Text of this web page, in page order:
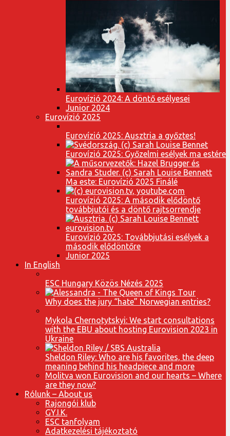
Eurovízió 2024: A döntő esélyesei
Junior 2024
Eurovízió 2025
Eurovízió 2025: Ausztria a győztes!
Eurovízió 2025: Győzelmi esélyek ma estére
Ma este: Eurovízió 2025 Finálé
Eurovízió 2025: A második elődöntő
továbbjutói és a döntő rajtsorrendje
Eurovízió 2025: Továbbjutási esélyek a
második elődöntőre
Junior 2025
In English
ESC Hungary Közös Nézés 2025
Why does the jury “hate” Norwegian entries?
Mykola Chernotytskyi: We start consultations
with the EBU about hosting Eurovision 2023 in
Ukraine
Sheldon Riley: Who are his favorites, the deep
meaning behind his headpiece and more
Molitva won Eurovision and our hearts – Where
are they now?
Rólunk – About us
Rajongói klub
GY.I.K.
ESC tanfolyam
Adatkezelési tájékoztató